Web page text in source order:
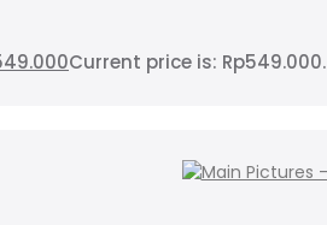
Current price is: Rp549.000.